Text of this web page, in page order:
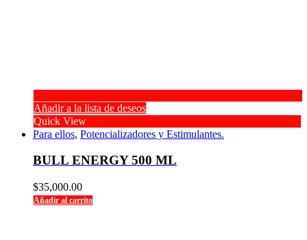
Añadir a la lista de deseos
Quick View
Para ellos, Potencializadores y Estimulantes.
BULL ENERGY 500 ML
$35,000.00
Añadir al carrito